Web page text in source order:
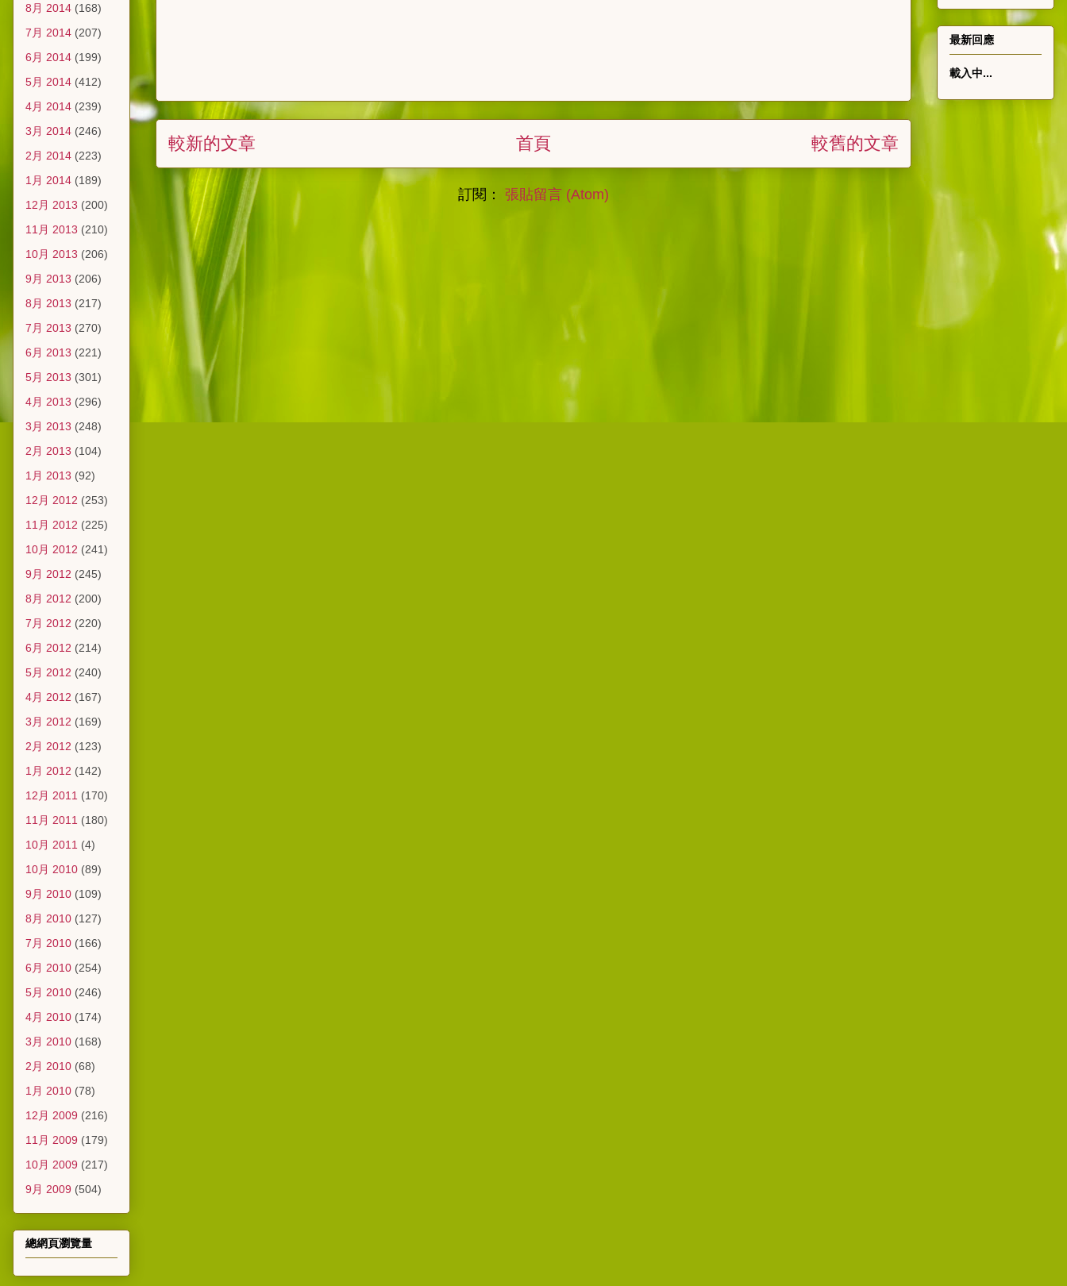
較新的文章 較舊的文章
首頁
訂閱： 張貼留言 (Atom)
8月 2014 (168)
7月 2014 (207)
6月 2014 (199)
5月 2014 (412)
4月 2014 (239)
3月 2014 (246)
2月 2014 (223)
1月 2014 (189)
12月 2013 (200)
11月 2013 (210)
10月 2013 (206)
9月 2013 (206)
8月 2013 (217)
7月 2013 (270)
6月 2013 (221)
5月 2013 (301)
4月 2013 (296)
3月 2013 (248)
2月 2013 (104)
1月 2013 (92)
12月 2012 (253)
11月 2012 (225)
10月 2012 (241)
9月 2012 (245)
8月 2012 (200)
7月 2012 (220)
6月 2012 (214)
5月 2012 (240)
4月 2012 (167)
3月 2012 (169)
2月 2012 (123)
1月 2012 (142)
12月 2011 (170)
11月 2011 (180)
10月 2011 (4)
10月 2010 (89)
9月 2010 (109)
8月 2010 (127)
7月 2010 (166)
6月 2010 (254)
5月 2010 (246)
4月 2010 (174)
3月 2010 (168)
2月 2010 (68)
1月 2010 (78)
12月 2009 (216)
11月 2009 (179)
10月 2009 (217)
9月 2009 (504)
總網頁瀏覽量
最新回應
載入中...